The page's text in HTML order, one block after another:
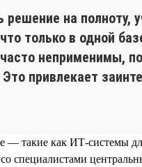
на полноту,
только в одной
неприменимы,
привлекает
— такие как ИТ-системы
специалистами